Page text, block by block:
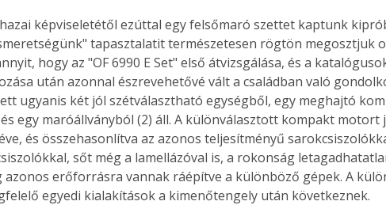
képviseletétől ezúttal egy felsőmaró szettet kaptunk
tapasztalatit természetesen rögtön megosztjuk
hogy az "OF 6990 E Set" első átvizsgálása, és a
után azonnal észrevehetővé vált a családban való
ugyanis két jól szétválasztható egységből, egy meghajtó
egy maróállványból (2) áll. A különválasztott kompakt motort
és összehasonlítva az azonos teljesítményű
sőt még a lamellázóval is, a rokonság
azonos erőforrásra vannak ráépítve a különböző gépek. A
egyedi kialakítások a kimenőtengely után következnek.